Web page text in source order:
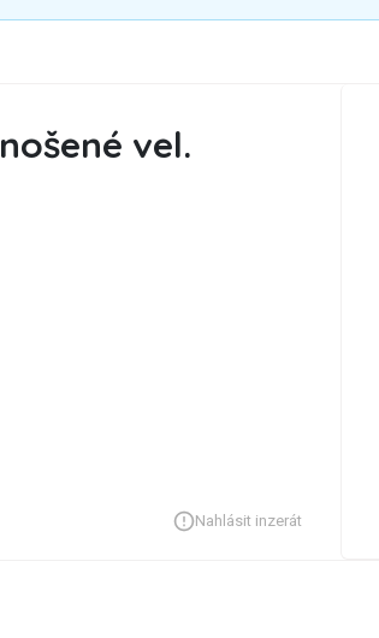
vel.
Nahlásit inzerát